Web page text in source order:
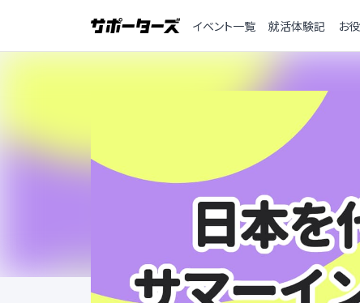
イベント一覧 就活体験記 お